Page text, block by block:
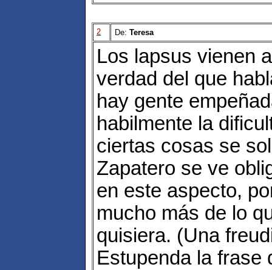
2 De: Teresa
Los lapsus vienen
verdad del que
hay gente
habilmente la
ciertas cosas se
Zapatero se ve
en este aspecto,
mucho más de lo
quisiera. (Una
Estupenda la frase